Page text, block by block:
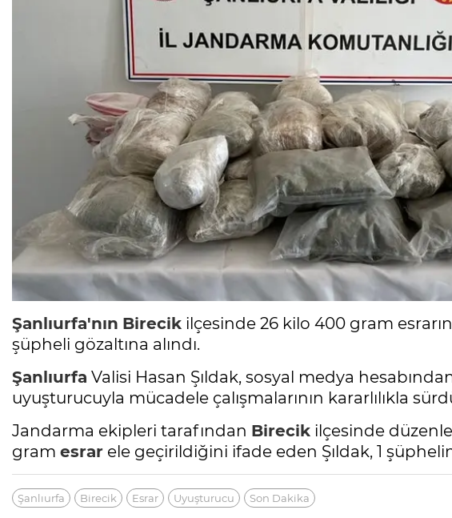
Şanlıurfa'nın Birecik ilçesinde 26 kilo 400 gram
şüpheli gözaltına alındı.
Şanlıurfa Valisi Hasan Şıldak, sosyal medya
uyuşturucuyla mücadele çalışmalarının kararlılıkla
Jandarma ekipleri tarafından Birecik ilçesinde
gram esrar ele geçirildiğini ifade eden Şıldak, 1
Şanlıurfa Birecik Esrar Uyuşturucu Son Dakika